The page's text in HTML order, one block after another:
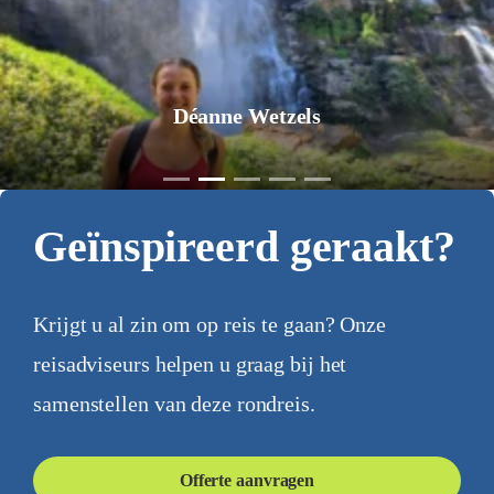
Déanne Wetzels
Geïnspireerd geraakt?
Krijgt u al zin om op reis te gaan? Onze
reisadviseurs helpen u graag bij het
samenstellen van deze rondreis.
Offerte aanvragen